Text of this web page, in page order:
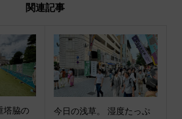
関連記事
塔脇の
今日の浅草。 湿度たっぷ